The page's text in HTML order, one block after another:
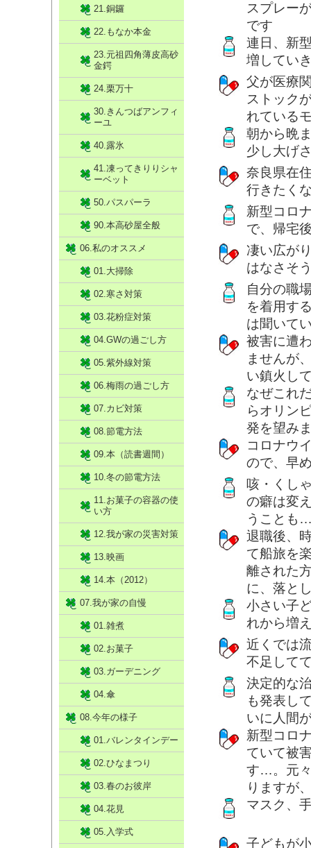
スプレー
です
連日、新
増してい
父が医療
ストック
れている
朝から晩
少し大げ
奈良県在
行きたく
新型コロ
で、帰宅
凄い広が
はなさそ
自分の職
を着用す
は聞いて
被害に遭
ませんが
い鎮火し
なぜこれ
らオリン
発を望み
コロナウ
ので、早
咳・くし
の癖は変
うことも
退職後、
て船旅を
離された
に、落と
小さい子
れから増
近くでは
不足して
決定的な
も発表し
いに人間
新型コロ
ていて被
す…。元
りますが
マスク、
子どもが
21.銅鑼
22.もなか本金
23.元祖四角薄皮高砂
金鍔
24.栗万十
30.きんつばアンフィ
ーユ
40.露氷
41.凍ってきりりシャ
ーベット
50.パスパーラ
90.本高砂屋全般
06.私のオススメ
01.大掃除
02.寒さ対策
03.花粉症対策
04.GWの過ごし方
05.紫外線対策
06.梅雨の過ごし方
07.カビ対策
08.節電方法
09.本（読書週間）
10.冬の節電方法
11.お菓子の容器の使
い方
12.我が家の災害対策
13.映画
14.本（2012）
07.我が家の自慢
01.雑煮
02.お菓子
03.ガーデニング
04.傘
08.今年の様子
01.バレンタインデー
02.ひなまつり
03.春のお彼岸
04.花見
05.入学式